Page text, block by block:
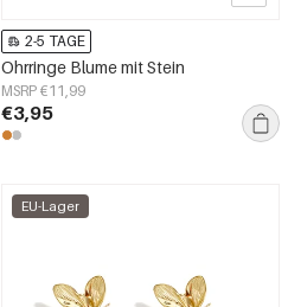
2-5 TAGE
Ohrringe Blume mit Stein
MSRP €11,99
€3,95
EU-Lager